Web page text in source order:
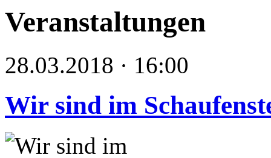
Veranstaltungen
28.03.2018 · 16:00
Wir sind im